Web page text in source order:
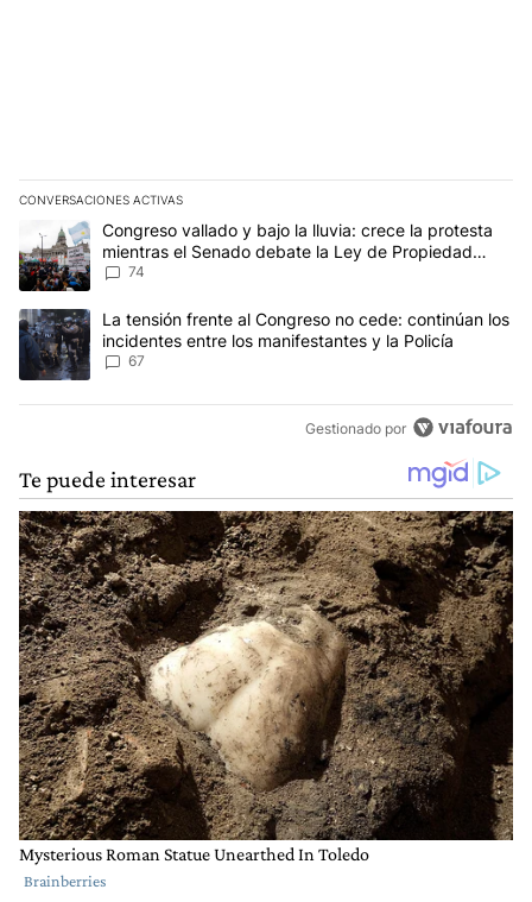
CONVERSACIONES ACTIVAS
Este listado muestra los artículos con más comentarios en los
Un artículo de tendencia con el título "Congreso vallado y bajo
Congreso vallado y bajo la lluvia: crece la protesta
mientras el Senado debate la Ley de Propiedad
Privada
74
Un artículo de tendencia con el título "La tensión frente al
La tensión frente al Congreso no cede: continúan los
incidentes entre los manifestantes y la Policía
67
Gestionado por